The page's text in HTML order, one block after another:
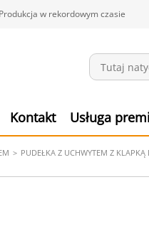
Produkcja w rekordowym czasie
Kontakt Usługa
PUDEŁKA Z UCHWYTEM Z